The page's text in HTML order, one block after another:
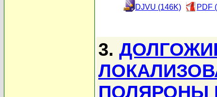
DJVU (146K) PDF
3.
ПОЛЯРОНЫ